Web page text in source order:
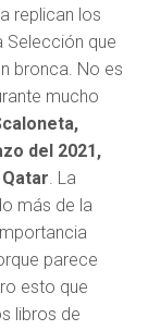
replican los
Selección que
bronca. No es
mucho
del 2021,
. La
más de la
parece
esto que
libros de